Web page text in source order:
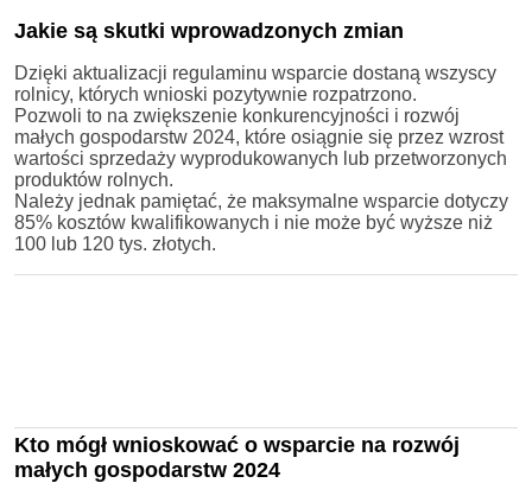
Jakie są skutki wprowadzonych zmian
Dzięki aktualizacji regulaminu wsparcie dostaną wszyscy
rolnicy, których wnioski pozytywnie rozpatrzono.
Pozwoli to na zwiększenie konkurencyjności i rozwój
małych gospodarstw 2024, które osiągnie się przez wzrost
wartości sprzedaży wyprodukowanych lub przetworzonych
produktów rolnych.
Należy jednak pamiętać, że maksymalne wsparcie dotyczy
85% kosztów kwalifikowanych i nie może być wyższe niż
100 lub 120 tys. złotych.
Kto mógł wnioskować o wsparcie na rozwój
małych gospodarstw 2024